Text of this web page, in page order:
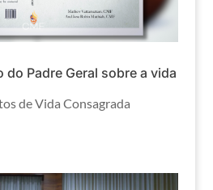
do Padre Geral sobre a vida
de Vida Consagrada